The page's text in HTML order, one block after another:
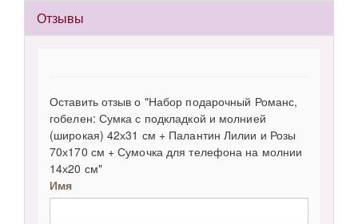
Отзывы
Оставить отзыв о "Набор подарочный Романс,
гобелен: Сумка с подкладкой и молнией
(широкая) 42х31 см + Палантин Лилии и Розы
70х170 см + Сумочка для телефона на молнии
14х20 см"
Имя